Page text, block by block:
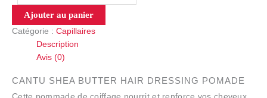
Ajouter au panier
Catégorie : Capillaires
Description
Avis (0)
CANTU SHEA BUTTER HAIR DRESSING POMADE